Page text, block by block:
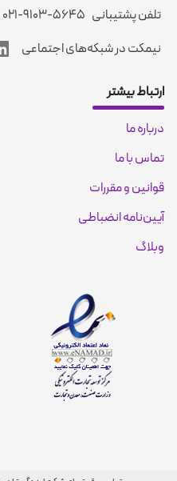
تلفن پشتیبانی ۰۲۱-۹۱۰۳-۵۶۴۵
نیمکت در شبکه‌های اجتماعی
ارتباط بیشتر
درباره ما
تماس با ما
قوانین و مقررات
آیین‌نامه انضباطی
وبلاگ